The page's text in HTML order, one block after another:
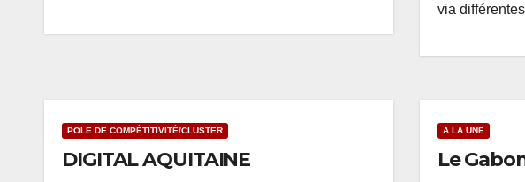
via
POLE DE COMPÉTITIVITÉ/CLUSTER
DIGITAL AQUITAINE
A LA UNE
Le